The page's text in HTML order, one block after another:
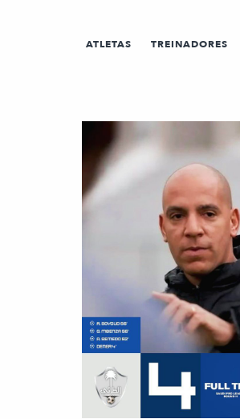
ATLETAS TREINADORES